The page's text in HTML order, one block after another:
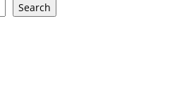
Search